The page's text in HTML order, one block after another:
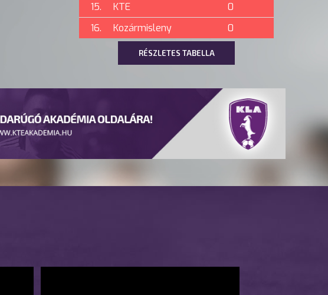
15.
KTE
0
16.
Kozármisleny 0
RÉSZLETES TABELLA